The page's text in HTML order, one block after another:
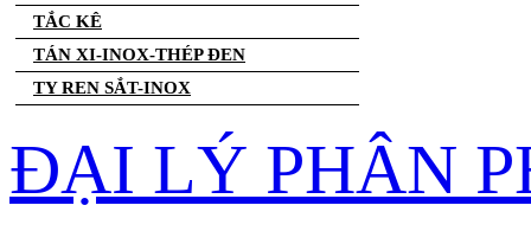
TẮC KÊ
TÁN XI-INOX-THÉP ĐEN
TY REN SẮT-INOX
ĐẠI LÝ PHÂN